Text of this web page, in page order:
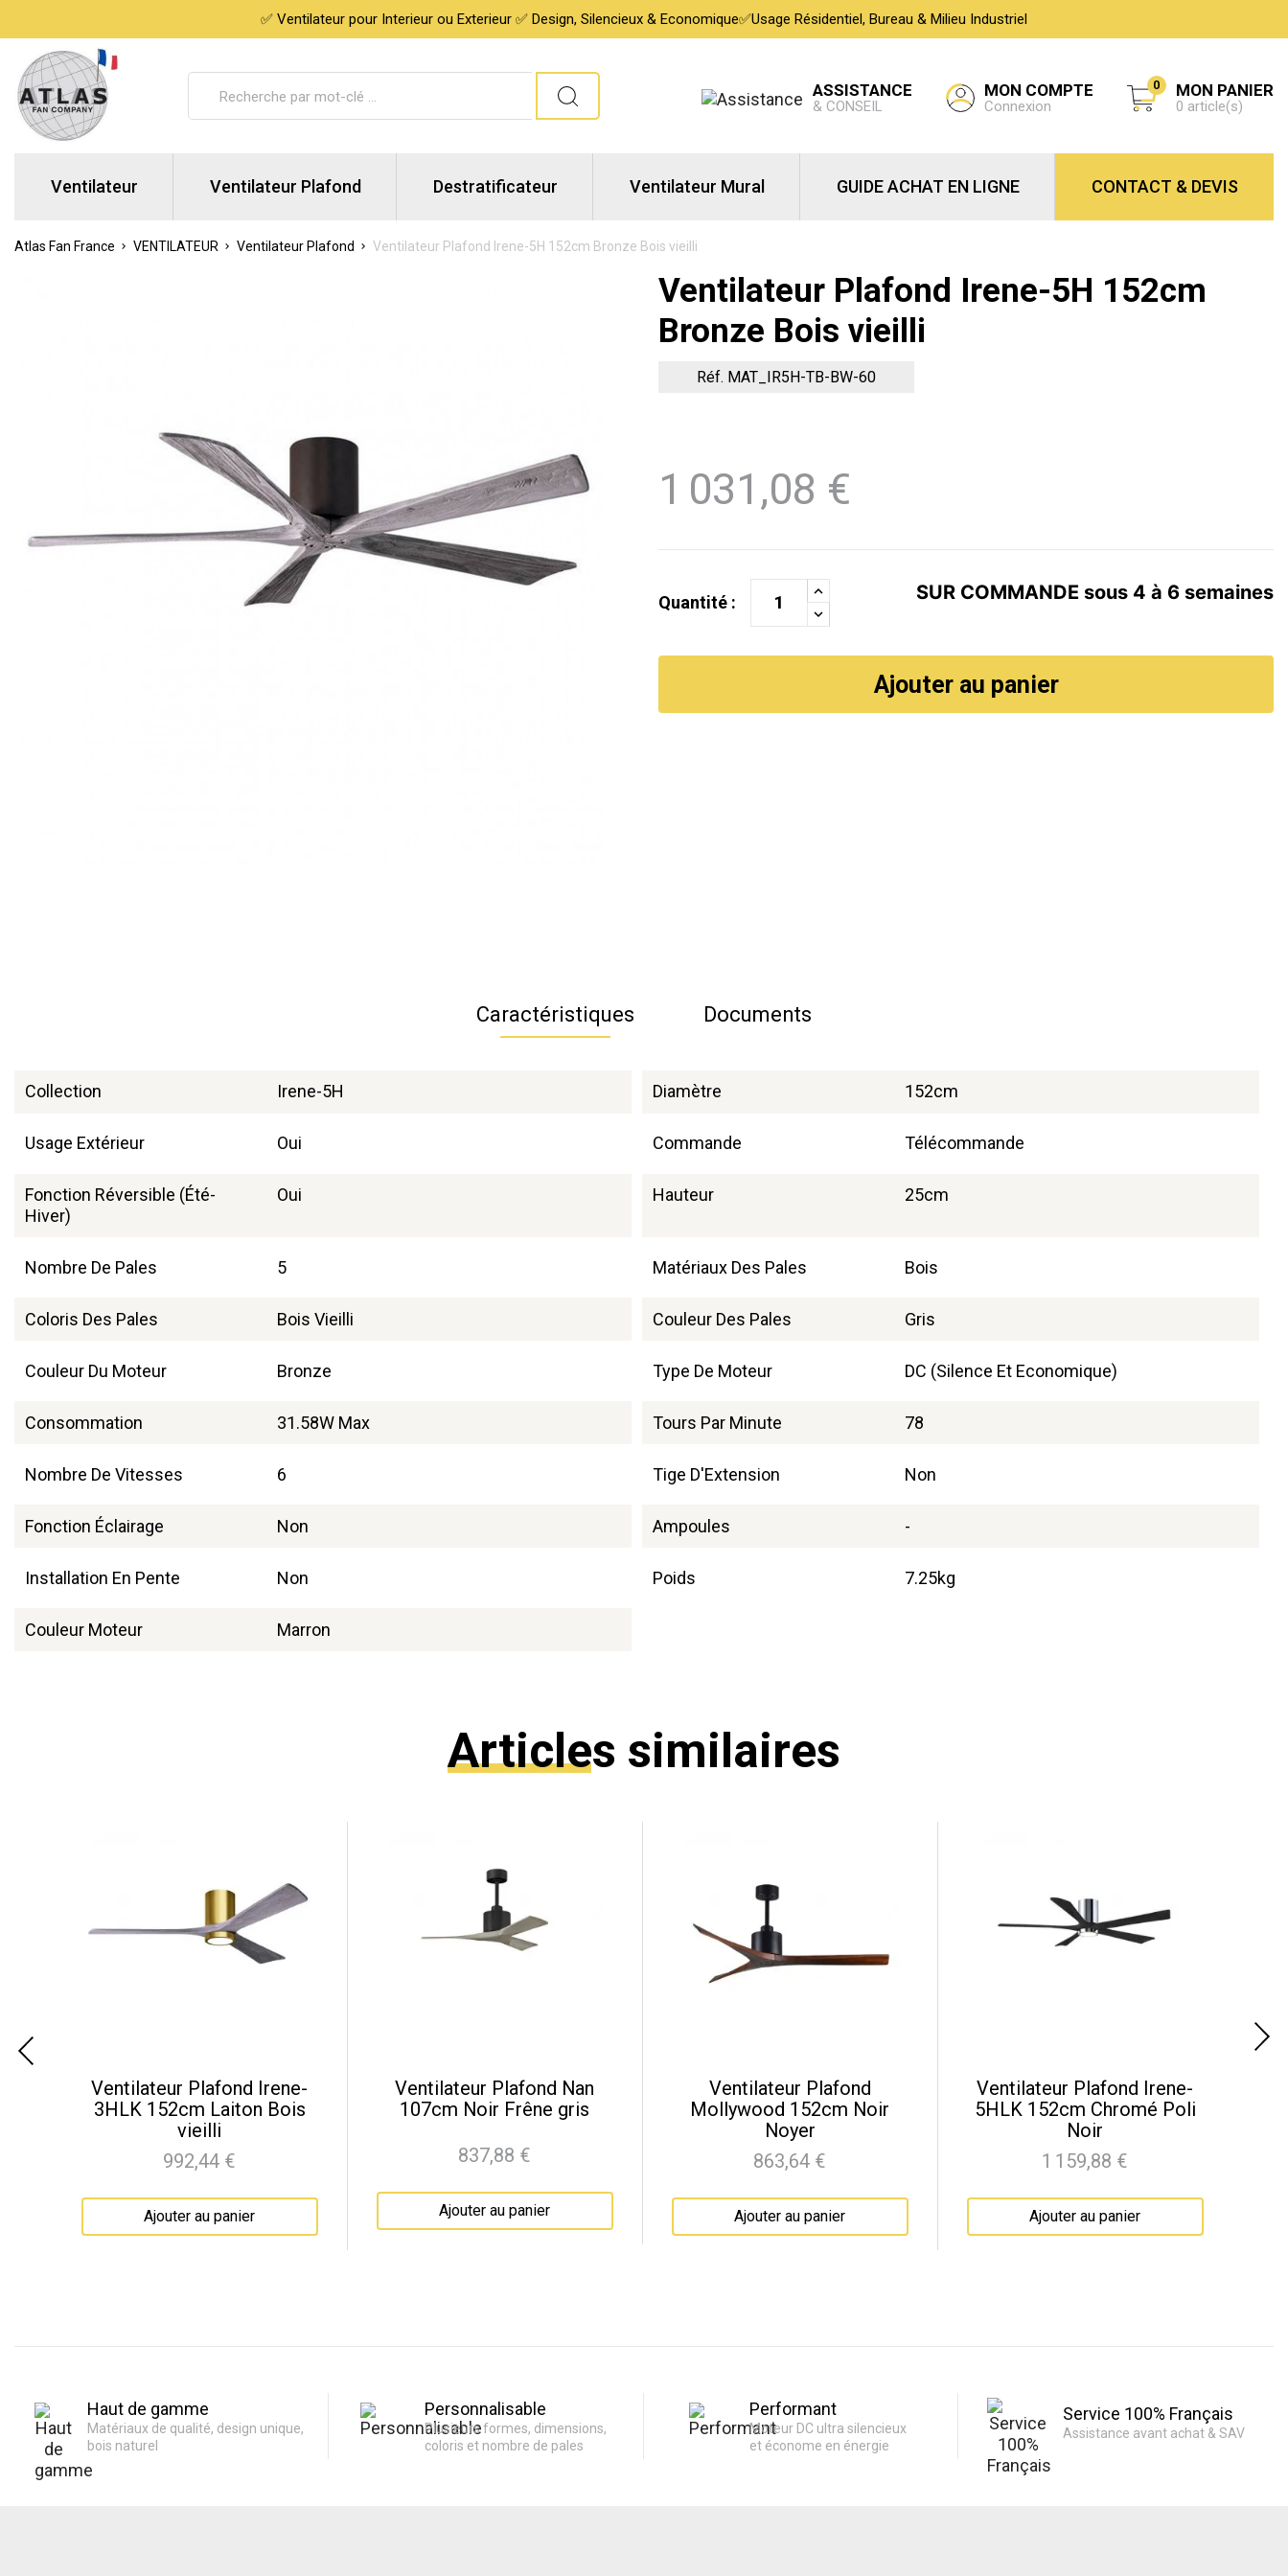
✅ Ventilateur pour Interieur ou Exterieur ✅ Design, Silencieux & Economique✅Usage Résidentiel, Bureau & Milieu Industriel
ASSISTANCE
& CONSEIL
MON COMPTE
Connexion
0 MON PANIER
0 article(s)
Ventilateur Ventilateur Plafond Destratificateur Ventilateur Mural GUIDE ACHAT EN LIGNE CONTACT & DEVIS
Atlas Fan France VENTILATEUR Ventilateur Plafond Ventilateur Plafond Irene-5H 152cm Bronze Bois vieilli
Ventilateur Plafond Irene-5H 152cm
Bronze Bois vieilli
Réf. MAT_IR5H-TB-BW-60
1 031,08 €
Quantité : SUR COMMANDE sous 4 à 6 semaines
Ajouter au panier
Caractéristiques
Collection Irene-5H Diamètre 152cm
Usage Extérieur Oui Commande Télécommande
Fonction Réversible (été-
Hiver)
Oui Hauteur 25cm
Nombre De Pales 5 Matériaux Des Pales Bois
Coloris Des Pales Bois Vieilli Couleur Des Pales Gris
Couleur Du Moteur Bronze Type De Moteur DC (Silence Et Economique)
Consommation 31.58W Max Tours Par Minute 78
Nombre De Vitesses 6 Tige D'Extension Non
Fonction Éclairage Non Ampoules -
Installation En Pente Non Poids 7.25kg
Couleur Moteur Marron
Documents
Articles similaires
Ventilateur Plafond Irene-
3HLK 152cm Laiton Bois
vieilli
Prix
992,44 €
Ajouter au panier
Ventilateur Plafond Nan
107cm Noir Frêne gris
Prix
837,88 €
Ajouter au panier
Ventilateur Plafond
Mollywood 152cm Noir
Noyer
Prix
863,64 €
Ajouter au panier
Ventilateur Plafond Irene-
5HLK 152cm Chromé Poli
Noir
Prix
1 159,88 €
Ajouter au panier
Haut de gamme
Matériaux de qualité, design unique,
bois naturel
Personnalisable
Plusieurs formes, dimensions,
coloris et nombre de pales
Performant
Moteur DC ultra silencieux
et économe en énergie
Service 100% Français
Assistance avant achat & SAV